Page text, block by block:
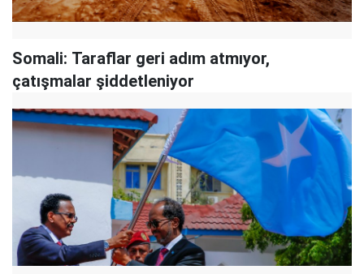
Somali: Taraflar geri adım atmıyor,
çatışmalar şiddetleniyor